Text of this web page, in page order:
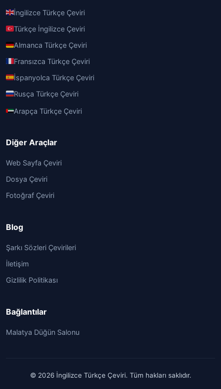
İngilizce Türkçe Çeviri
Türkçe İngilizce Çeviri
Almanca Türkçe Çeviri
Fransızca Türkçe Çeviri
İspanyolca Türkçe Çeviri
Rusça Türkçe Çeviri
Arapça Türkçe Çeviri
Diğer Araçlar
Web Sayfa Çeviri
Dosya Çeviri
Fotoğraf Çeviri
Blog
Şarkı Sözleri Çevirileri
İletişim
Gizlilik Politikası
Bağlantılar
Malatya Düğün Salonu
© 2026 İngilizce Türkçe Çeviri. Tüm hakları saklıdır.